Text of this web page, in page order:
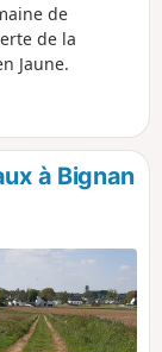
de
de la
Jaune.
à Bignan